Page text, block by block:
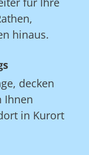
hinaus.
decken
Ihnen
in Kurort